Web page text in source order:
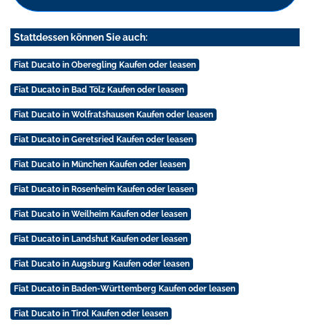
Stattdessen können Sie auch:
Fiat Ducato in Oberegling Kaufen oder leasen
Fiat Ducato in Bad Tölz Kaufen oder leasen
Fiat Ducato in Wolfratshausen Kaufen oder leasen
Fiat Ducato in Geretsried Kaufen oder leasen
Fiat Ducato in München Kaufen oder leasen
Fiat Ducato in Rosenheim Kaufen oder leasen
Fiat Ducato in Weilheim Kaufen oder leasen
Fiat Ducato in Landshut Kaufen oder leasen
Fiat Ducato in Augsburg Kaufen oder leasen
Fiat Ducato in Baden-Württemberg Kaufen oder leasen
Fiat Ducato in Tirol Kaufen oder leasen